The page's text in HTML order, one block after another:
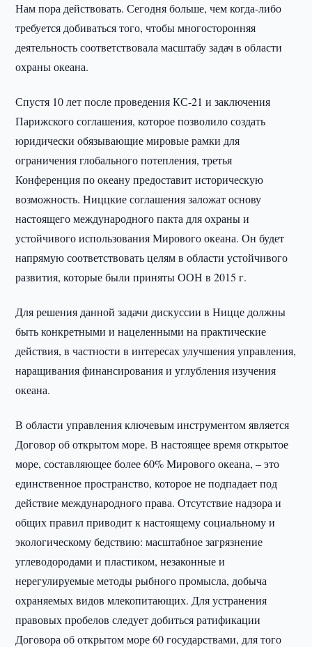
Нам пора действовать. Сегодня больше, чем когда-либо
требуется добиваться того, чтобы многосторонняя
деятельность соответствовала масштабу задач в области
охраны океана.
Спустя 10 лет после проведения КС-21 и заключения
Парижского соглашения, которое позволило создать
юридически обязывающие мировые рамки для
ограничения глобального потепления, третья
Конференция по океану предоставит историческую
возможность. Ниццкие соглашения заложат основу
настоящего международного пакта для охраны и
устойчивого использования Мирового океана. Он будет
напрямую соответствовать целям в области устойчивого
развития, которые были приняты ООН в 2015 г.
Для решения данной задачи дискуссии в Ницце должны
быть конкретными и нацеленными на практические
действия, в частности в интересах улучшения управления,
наращивания финансирования и углубления изучения
океана.
В области управления ключевым инструментом является
Договор об открытом море. В настоящее время открытое
море, составляющее более 60% Мирового океана, – это
единственное пространство, которое не подпадает под
действие международного права. Отсутствие надзора и
общих правил приводит к настоящему социальному и
экологическому бедствию: масштабное загрязнение
углеводородами и пластиком, незаконные и
нерегулируемые методы рыбного промысла, добыча
охраняемых видов млекопитающих. Для устранения
правовых пробелов следует добиться ратификации
Договора об открытом море 60 государствами, для того